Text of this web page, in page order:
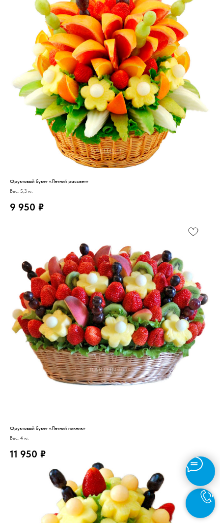
Фруктовый букет «Летний рассвет»
Вес: 5,3 кг.
9 950 ₽
Фруктовый букет «Летний пикник»
Вес: 4 кг.
11 950 ₽